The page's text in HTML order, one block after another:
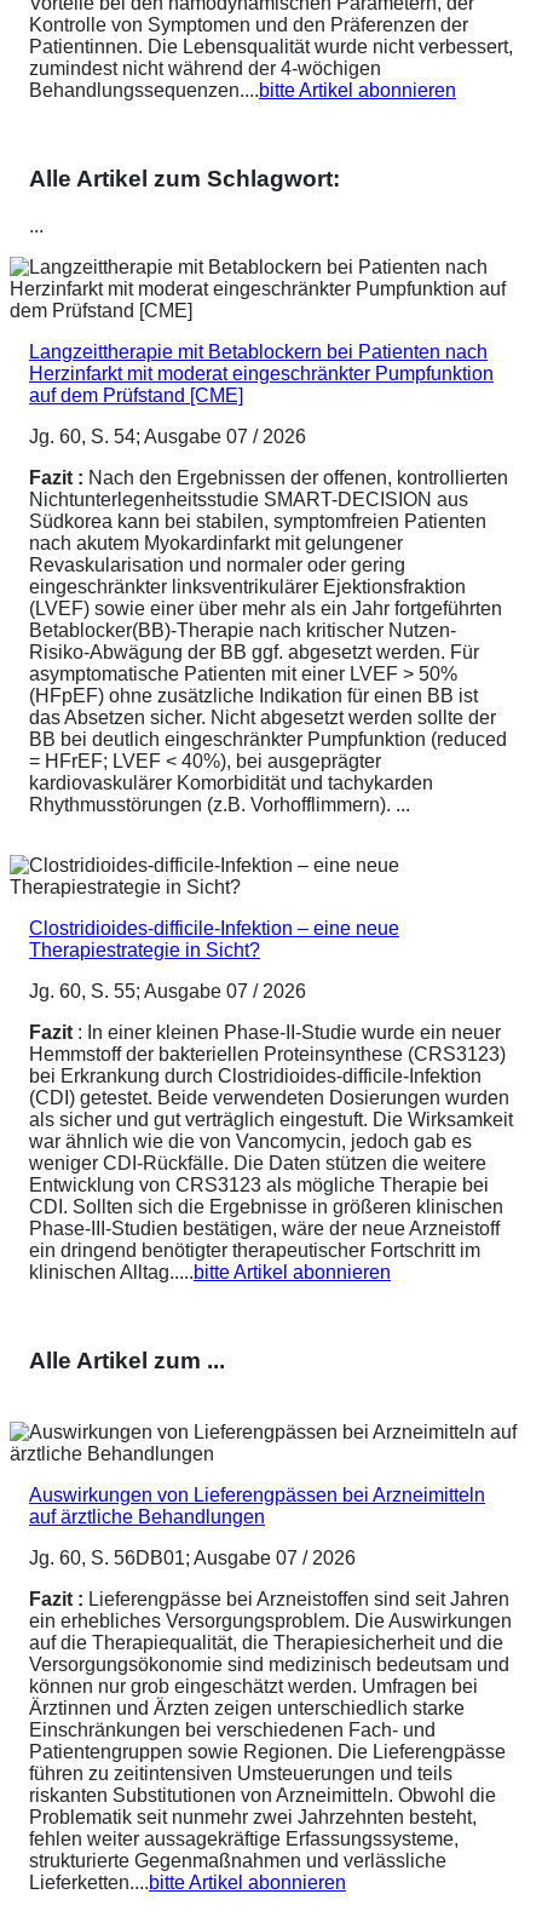
Kontrolle von Symptomen und den Präferenzen der
Patientinnen. Die Lebensqualität wurde nicht verbessert,
zumindest nicht während der 4-wöchigen
Behandlungssequenzen....bitte Artikel abonnieren
Alle Artikel zum Schlagwort:
...
Langzeittherapie mit Betablockern bei Patienten nach
Herzinfarkt mit moderat eingeschränkter Pumpfunktion
auf dem Prüfstand [CME]
Jg. 60, S. 54; Ausgabe 07 / 2026
Fazit : Nach den Ergebnissen der offenen, kontrollierten
Nichtunterlegenheitsstudie SMART-DECISION aus
Südkorea kann bei stabilen, symptomfreien Patienten
nach akutem Myokardinfarkt mit gelungener
Revaskularisation und normaler oder gering
eingeschränkter linksventrikulärer Ejektionsfraktion
(LVEF) sowie einer über mehr als ein Jahr fortgeführten
Betablocker(BB)-Therapie nach kritischer Nutzen-
Risiko-Abwägung der BB ggf. abgesetzt werden. Für
asymptomatische Patienten mit einer LVEF > 50%
(HFpEF) ohne zusätzliche Indikation für einen BB ist
das Absetzen sicher. Nicht abgesetzt werden sollte der
BB bei deutlich eingeschränkter Pumpfunktion (reduced
= HFrEF; LVEF < 40%), bei ausgeprägter
kardiovaskulärer Komorbidität und tachykarden
Rhythmusstörungen (z.B. Vorhofflimmern). ...
Clostridioides-difficile-Infektion – eine neue
Therapiestrategie in Sicht?
Jg. 60, S. 55; Ausgabe 07 / 2026
Fazit : In einer kleinen Phase-II-Studie wurde ein neuer
Hemmstoff der bakteriellen Proteinsynthese (CRS3123)
bei Erkrankung durch Clostridioides-difficile-Infektion
(CDI) getestet. Beide verwendeten Dosierungen wurden
als sicher und gut verträglich eingestuft. Die Wirksamkeit
war ähnlich wie die von Vancomycin, jedoch gab es
weniger CDI-Rückfälle. Die Daten stützen die weitere
Entwicklung von CRS3123 als mögliche Therapie bei
CDI. Sollten sich die Ergebnisse in größeren klinischen
Phase-III-Studien bestätigen, wäre der neue Arzneistoff
ein dringend benötigter therapeutischer Fortschritt im
klinischen Alltag.....bitte Artikel abonnieren
Alle Artikel zum ...
Auswirkungen von Lieferengpässen bei Arzneimitteln
auf ärztliche Behandlungen
Jg. 60, S. 56DB01; Ausgabe 07 / 2026
Fazit : Lieferengpässe bei Arzneistoffen sind seit Jahren
ein erhebliches Versorgungsproblem. Die Auswirkungen
auf die Therapiequalität, die Therapiesicherheit und die
Versorgungsökonomie sind medizinisch bedeutsam und
können nur grob eingeschätzt werden. Umfragen bei
Ärztinnen und Ärzten zeigen unterschiedlich starke
Einschränkungen bei verschiedenen Fach- und
Patientengruppen sowie Regionen. Die Lieferengpässe
führen zu zeitintensiven Umsteuerungen und teils
riskanten Substitutionen von Arzneimitteln. Obwohl die
Problematik seit nunmehr zwei Jahrzehnten besteht,
fehlen weiter aussagekräftige Erfassungssysteme,
strukturierte Gegenmaßnahmen und verlässliche
Lieferketten....bitte Artikel abonnieren